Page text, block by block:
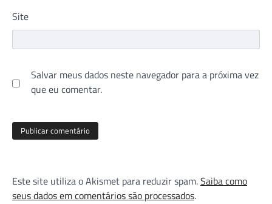
Site
Salvar meus dados neste navegador para a próxima vez
que eu comentar.
Este site utiliza o Akismet para reduzir spam.Saiba como
seus dados em comentários são processados.